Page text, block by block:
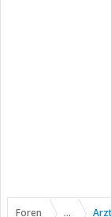
Foren ...